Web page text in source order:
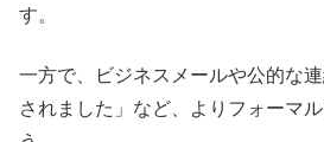
す。
一方で、ビジネスメールや公的な
されました」など、よりフォーマ